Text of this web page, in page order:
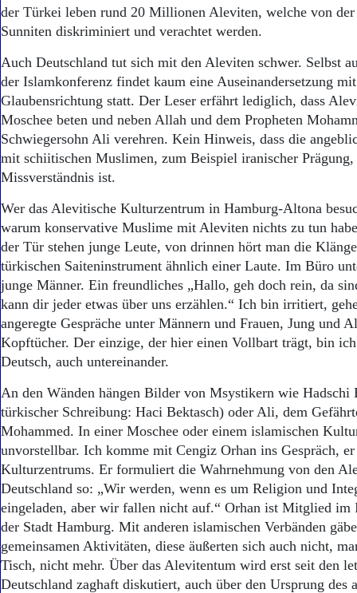
Abonnent werden
Abo Prämien
Archiv
Mediadaten
Kontakt
Impressum
Datenschutz
der Türkei leben rund 20 Millionen Aleviten, welche von
Sunniten diskriminiert und verachtet werden.
Auch Deutschland tut sich mit den Aleviten schwer. Selbst
der Islamkonferenz findet kaum eine Auseinandersetzung
Glaubensrichtung statt. Der Leser erfährt lediglich, dass
Moschee beten und neben Allah und dem Propheten
Schwiegersohn Ali verehren. Kein Hinweis, dass die
mit schiitischen Muslimen, zum Beispiel iranischer Prägung,
Missverständnis ist.
Wer das Alevitische Kulturzentrum in Hamburg-Altona
warum konservative Muslime mit Aleviten nichts zu tun
der Tür stehen junge Leute, von drinnen hört man die
türkischen Saiteninstrument ähnlich einer Laute. Im Büro
junge Männer. Ein freundliches „Hallo, geh doch rein, da
kann dir jeder etwas über uns erzählen.“ Ich bin irritiert,
angeregte Gespräche unter Männern und Frauen, Jung und
Kopftücher. Der einzige, der hier einen Vollbart trägt, bin
Deutsch, auch untereinander.
An den Wänden hängen Bilder von Msystikern wie Hadschi
türkischer Schreibung: Haci Bektasch) oder Ali, dem
Mohammed. In einer Moschee oder einem islamischen
unvorstellbar. Ich komme mit Cengiz Orhan ins Gespräch,
Kulturzentrums. Er formuliert die Wahrnehmung von den
Deutschland so: „Wir werden, wenn es um Religion und
eingeladen, aber wir fallen nicht auf.“ Orhan ist Mitglied im
der Stadt Hamburg. Mit anderen islamischen Verbänden
gemeinsamen Aktivitäten, diese äußerten sich auch nicht,
Tisch, nicht mehr. Über das Alevitentum wird erst seit den
Deutschland zaghaft diskutiert, auch über den Ursprung des